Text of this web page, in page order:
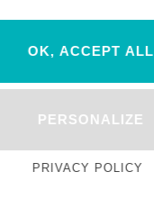
OK, ACCEPT ALL
PERSONALIZE
PRIVACY POLICY